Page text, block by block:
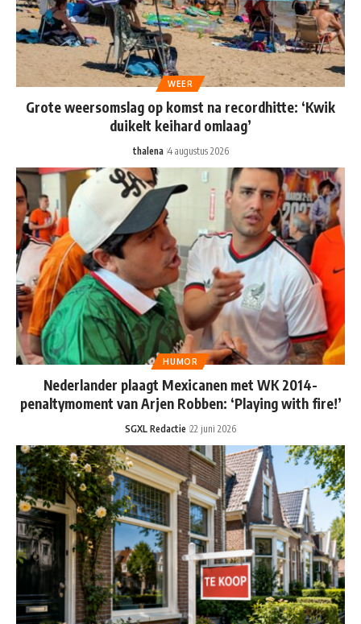
WEER
Grote weersomslag op komst na recordhitte: ‘Kwik
duikelt keihard omlaag’
thalena 4 augustus 2026
HUMOR
Nederlander plaagt Mexicanen met WK 2014-
penaltymoment van Arjen Robben: ‘Playing with fire!’
SGXL Redactie 22 juni 2026